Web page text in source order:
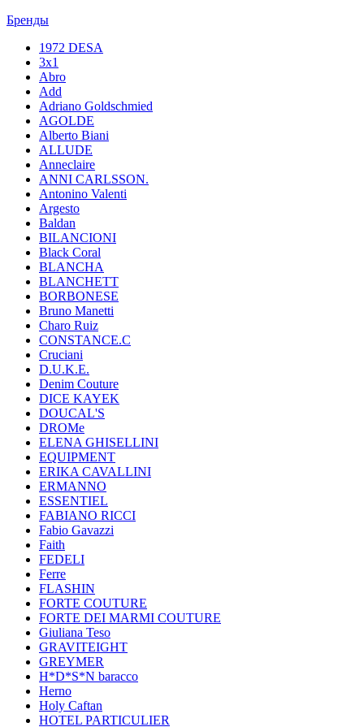
Бренды
1972 DESA
3x1
Abro
Add
Adriano Goldschmied
AGOLDE
Alberto Biani
ALLUDE
Anneclaire
ANNI CARLSSON.
Antonino Valenti
Argesto
Baldan
BILANCIONI
Black Coral
BLANCHA
BLANCHETT
BORBONESE
Bruno Manetti
Charo Ruiz
CONSTANCE.C
Cruciani
D.U.K.E.
Denim Couture
DICE KAYEK
DOUCAL'S
DROMe
ELENA GHISELLINI
EQUIPMENT
ERIKA CAVALLINI
ERMANNO
ESSENTIEL
FABIANO RICCI
Fabio Gavazzi
Faith
FEDELI
Ferre
FLASHIN
FORTE COUTURE
FORTE DEI MARMI COUTURE
Giuliana Teso
GRAVITEIGHT
GREYMER
H*D*S*N baracco
Herno
Holy Caftan
HOTEL PARTICULIER